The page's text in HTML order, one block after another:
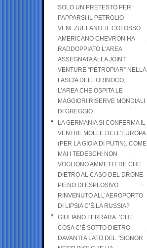
SOLO UN PRETESTO PER
PAPPARSI IL PETROLIO
VENEZUELANO .IL COLOSSO
AMERICANO CHEVRON HA
RADDOPPIATO L’AREA
ASSEGNATA ALLA JOINT
VENTURE “PETROPIAR” NELLA
FASCIA DELL’ORINOCO,
L’AREA CHE OSPITA LE
MAGGIORI RISERVE MONDIALI
DI GREGGIO
LA GERMANIA SI CONFERMA IL
VENTRE MOLLE DELL’EUROPA
(PER LA GIOIA DI PUTIN). COME
MAI I TEDESCHI NON
VOGLIONO AMMETTERE CHE
DIETRO AL CASO DEL DRONE
PIENO DI ESPLOSIVO
RINVENUTO ALL’AEROPORTO
DI LIPSIA C’È LA RUSSIA?
GIULIANO FERRARA: ’CHE
COSA C’È SOTTO DIETRO
DAVANTI A LATO DEL “SIGNOR